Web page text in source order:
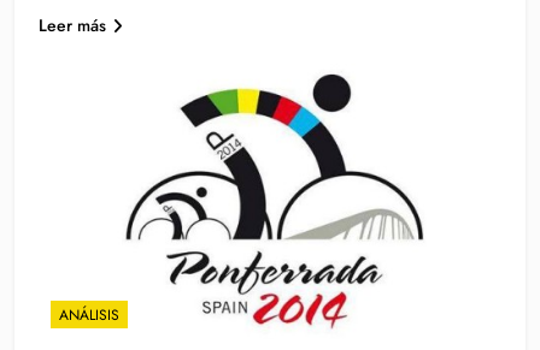
Leer más
ANÁLISIS